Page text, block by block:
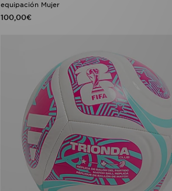
equipación Mujer
100,00€